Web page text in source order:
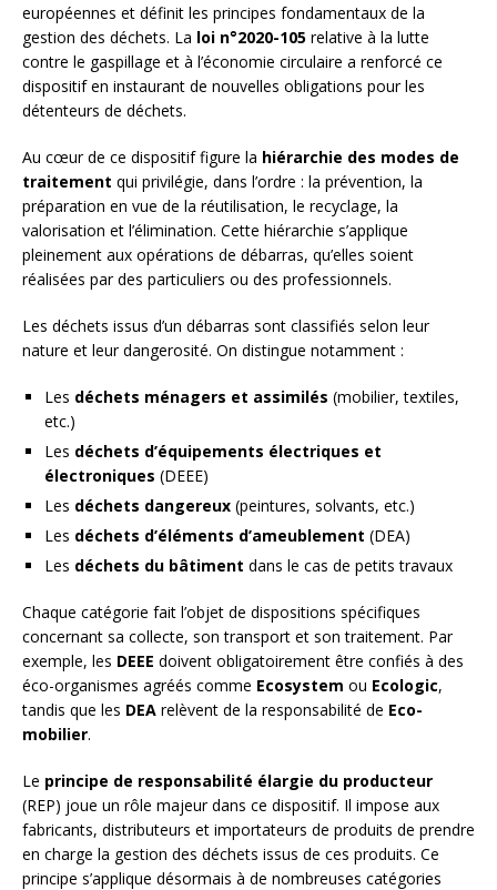
européennes et définit les principes fondamentaux de la
gestion des déchets. La loi n°2020-105 relative à la lutte
contre le gaspillage et à l’économie circulaire a renforcé ce
dispositif en instaurant de nouvelles obligations pour les
détenteurs de déchets.
Au cœur de ce dispositif figure la hiérarchie des modes de
traitement qui privilégie, dans l’ordre : la prévention, la
préparation en vue de la réutilisation, le recyclage, la
valorisation et l’élimination. Cette hiérarchie s’applique
pleinement aux opérations de débarras, qu’elles soient
réalisées par des particuliers ou des professionnels.
Les déchets issus d’un débarras sont classifiés selon leur
nature et leur dangerosité. On distingue notamment :
Les déchets ménagers et assimilés (mobilier, textiles,
etc.)
Les déchets d’équipements électriques et
électroniques (DEEE)
Les déchets dangereux (peintures, solvants, etc.)
Les déchets d’éléments d’ameublement (DEA)
Les déchets du bâtiment dans le cas de petits travaux
Chaque catégorie fait l’objet de dispositions spécifiques
concernant sa collecte, son transport et son traitement. Par
exemple, les DEEE doivent obligatoirement être confiés à des
éco-organismes agréés comme Ecosystem ou Ecologic,
tandis que les DEA relèvent de la responsabilité de Eco-
mobilier.
Le principe de responsabilité élargie du producteur
(REP) joue un rôle majeur dans ce dispositif. Il impose aux
fabricants, distributeurs et importateurs de produits de prendre
en charge la gestion des déchets issus de ces produits. Ce
principe s’applique désormais à de nombreuses catégories